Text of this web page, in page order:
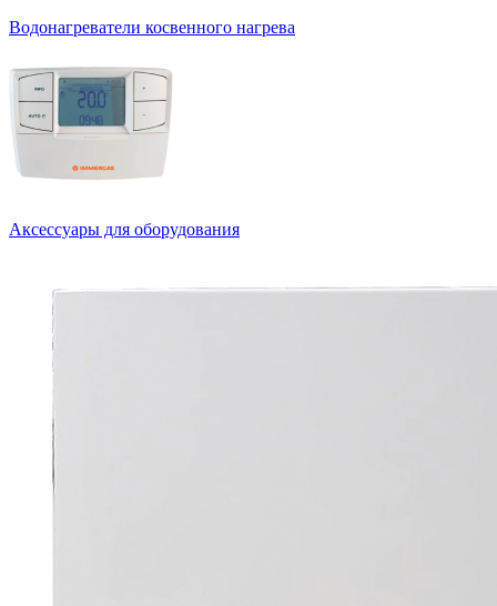
Водонагреватели косвенного нагрева
Аксессуары для оборудования